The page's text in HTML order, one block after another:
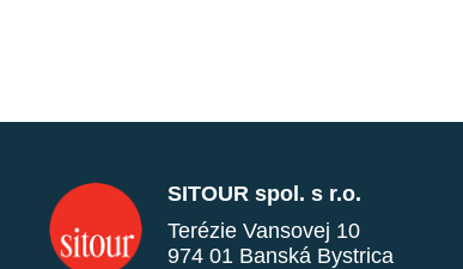
SITOUR spol. s r.o.
Terézie Vansovej 10
974 01 Banská Bystrica